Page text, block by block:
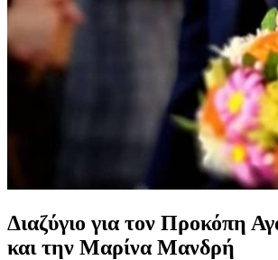
Διαζύγιο για τον Προκόπη
και την Μαρίνα Μανδρή